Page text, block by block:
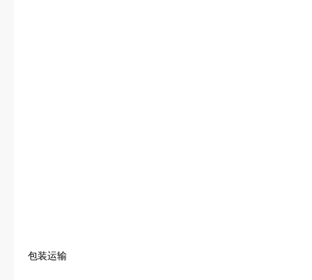
包装运输